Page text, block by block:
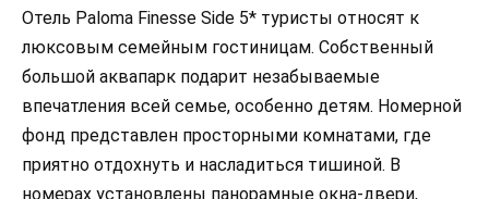
Отель Paloma Finesse Side 5* туристы относят к
люксовым семейным гостиницам. Собственный
большой аквапарк подарит незабываемые
впечатления всей семье, особенно детям. Номерной
фонд представлен просторными комнатами, где
приятно отдохнуть и насладиться тишиной. В
номерах установлены панорамные окна-двери,